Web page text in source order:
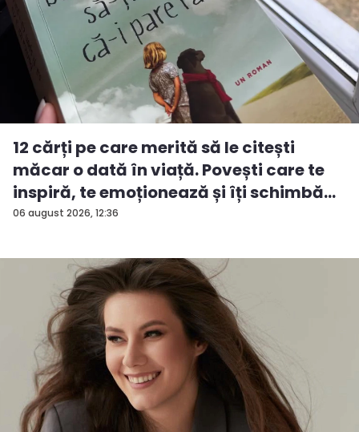
06 august 2026, 12:36
12 cărți pe care merită să le citești
măcar o dată în viață. Povești care te
inspiră, te emoționează și îți schimbă...